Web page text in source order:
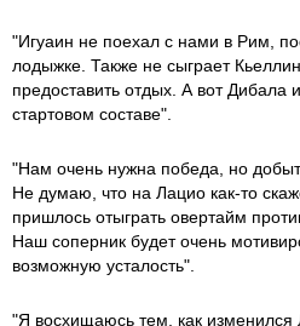
"Игуаин не поехал с нами в Рим,
лодыжке. Также не сыграет
предоставить отдых. А вот
стартовом составе".
"Нам очень нужна победа, но
Не думаю, что на Лацио как-то
пришлось отыграть овертайм
Наш соперник будет очень
возможную усталость".
"Я восхищаюсь тем, как